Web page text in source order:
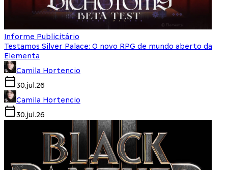
Informe Publicitário
Testamos Silver Palace: O novo RPG de mundo aberto da
Elementa
Camila Hortencio
30.jul.26
Camila Hortencio
30.jul.26